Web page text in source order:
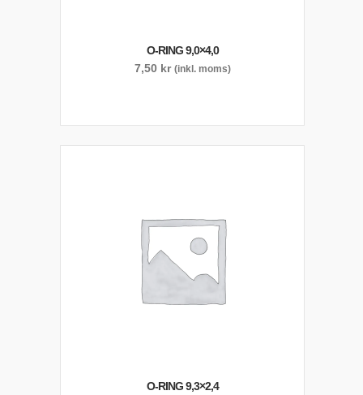
O-RING 9,0×4,0
7,50 kr (inkl. moms)
O-RING 9,3×2,4